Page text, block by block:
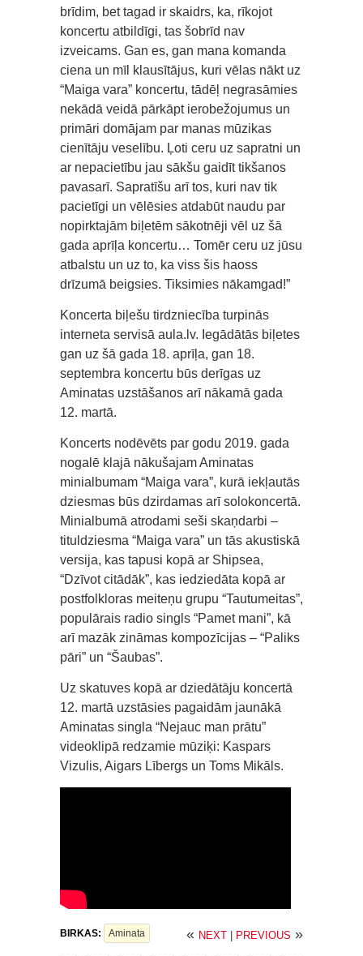
brīdim, bet tagad ir skaidrs, ka, rīkojot
koncertu atbildīgi, tas šobrīd nav
izveicams. Gan es, gan mana komanda
ciena un mīl klausītājus, kuri vēlas nākt uz
“Maiga vara” koncertu, tādēļ negrasāmies
nekādā veidā pārkāpt ierobežojumus un
primāri domājam par manas mūzikas
cienītāju veselību. Ļoti ceru uz sapratni un
ar nepacietību jau sākšu gaidīt tikšanos
pavasarī. Sapratīšu arī tos, kuri nav tik
pacietīgi un vēlēsies atdabūt naudu par
nopirktajām biļetēm sākotnēji vēl uz šā
gada aprīļa koncertu… Tomēr ceru uz jūsu
atbalstu un uz to, ka viss šis haoss
drīzumā beigsies. Tiksimies nākamgad!”
Koncerta biļešu tirdzniecība turpinās
interneta servisā aula.lv. Iegādātās biļetes
gan uz šā gada 18. aprīļa, gan 18.
septembra koncertu būs derīgas uz
Aminatas uzstāšanos arī nākamā gada
12. martā.
Koncerts nodēvēts par godu 2019. gada
nogalē klajā nākušajam Aminatas
minialbumam “Maiga vara”, kurā iekļautās
dziesmas būs dzirdamas arī solokoncertā.
Minialbumā atrodami seši skaņdarbi –
tituldziesma “Maiga vara” un tās akustiskā
versija, kas tapusi kopā ar Shipsea,
“Dzīvot citādāk”, kas iedziedāta kopā ar
postfolkloras meiteņu grupu “Tautumeitas”,
populārais radio singls “Pamet mani”, kā
arī mazāk zināmas kompozīcijas – “Paliks
pāri” un “Šaubas”.
Uz skatuves kopā ar dziedātāju koncertā
12. martā uzstāsies pagaidām jaunākā
Aminatas singla “Nejauc man prātu”
videoklipā redzamie mūziķi: Kaspars
Vizulis, Aigars Lībergs un Toms Mikāls.
BIRKAS: Aminata « NEXT PREVIOUS »